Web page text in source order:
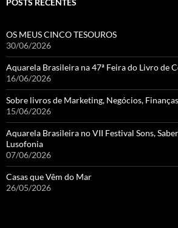
POSTS RECENTES
OS MEUS CINCO TESOUROS
30/06/2026
Aquarela Brasileira na 47ª Feira do Livro de
16/06/2026
Sobre livros de Marketing, Negócios,
15/06/2026
Aquarela Brasileira no VII Festival Sons,
Lusofonia
07/06/2026
Casas que Vêm do Mar
26/05/2026